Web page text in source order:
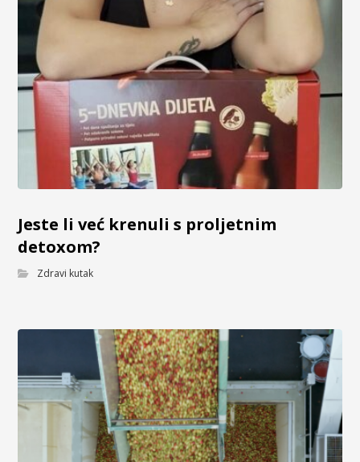
Jeste li već krenuli s proljetnim
detoxom?
Zdravi kutak